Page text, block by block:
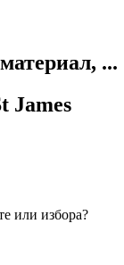
...
James
или избора?